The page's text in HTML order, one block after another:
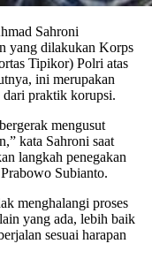
Sahroni
yang dilakukan Korps
Tipikor) Polri atas
ini merupakan
dari praktik korupsi.
mengusut
kata Sahroni saat
langkah penegakan
Subianto.
menghalangi proses
yang ada, lebih baik
sesuai harapan